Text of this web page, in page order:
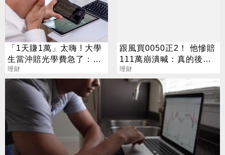
「1天賺1萬」太嗨 ! 大學
生當沖賠光學費急了：不
敢跟媽說
理財
跟風買0050正2！ 他慘賠
111萬崩潰喊：真的後悔
了
理財